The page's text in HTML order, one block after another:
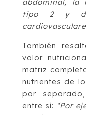
abdominal, la
tipo 2 y
También
valor
matriz
nutrientes de
por
entre sí: “Por